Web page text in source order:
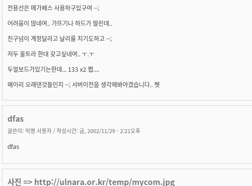
전용선은 메가페스 사용하구있구여 --;
어려움이 많네여.. 가뜨기나 하드가 딸린데..
친구넘이 계정달라고 날리를 치기도하고 --;
저두 울트라 한대 갖고싶네여.. ㅜ.ㅜ
두얼보드가있기는한데... 133 x2 쩝....
왜이리 오래댄것들인지 --; 서버이전을 생각해봐야겠습니다.. 헷
dfas
글쓴이: 익명 사용자 / 작성시간: 금, 2002/11/29 - 2:21오후
dfas
사진 => http://ulnara.or.kr/temp/mycom.jpg